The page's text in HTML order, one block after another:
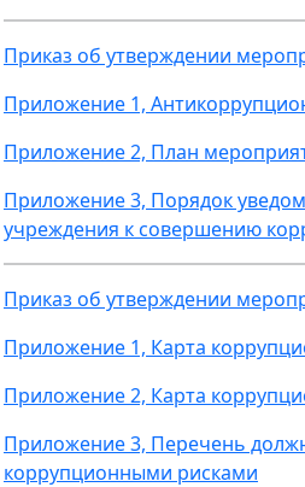
Приказ об утверждении
Приложение 1,
Приложение 2, План
Приложение 3, Порядок
учреждения к совершению
Приказ об утверждении
Приложение 1, Карта
Приложение 2, Карта
Приложение 3, Перечень
коррупционными рисками